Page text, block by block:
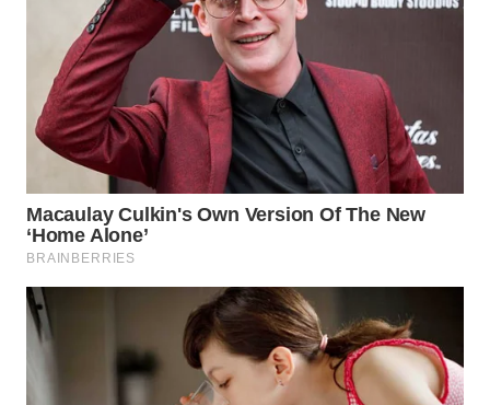
WN
DEPOK
WN
TAPANULI
UTARA
WN
SAMOSIR
PADANG